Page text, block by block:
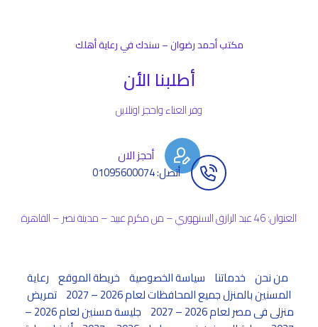
مكتب أحمد رضوان – سندك في رعاية أهلك
أطلبنا الأن
وفر العناء واحجز اونلاين
أحجز الان
أتصل: 01095600074
العنوان: 46 عبد الرازق السنهوري – من مكرم عبيد – مدينة نصر – القاهرة
من نحن خدماتنا سياسة الخصوصية خريطة الموقع رعاية
المسنين بالمنزل جميع المحافظات لعام 2026 – 2027
تمريض
منزلى فى مصر لعام 2026 – 2027
جليسة مسنين لعام 2026 –